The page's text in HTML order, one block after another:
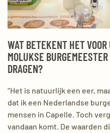
WAT BETEKENT HET
MOLUKSE
DRAGEN?
“Het is natuurlijk een eer,
dat ik een Nederlandse
mensen in Capelle. Toch
vandaan komt. De waarden